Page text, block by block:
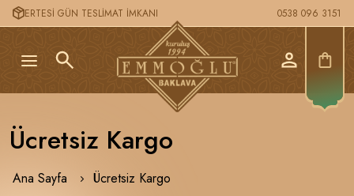
ERTESİ GÜN TESLİMAT İMKANI 0538 096 3151
Ücretsiz Kargo
Ana Sayfa Ücretsiz Kargo